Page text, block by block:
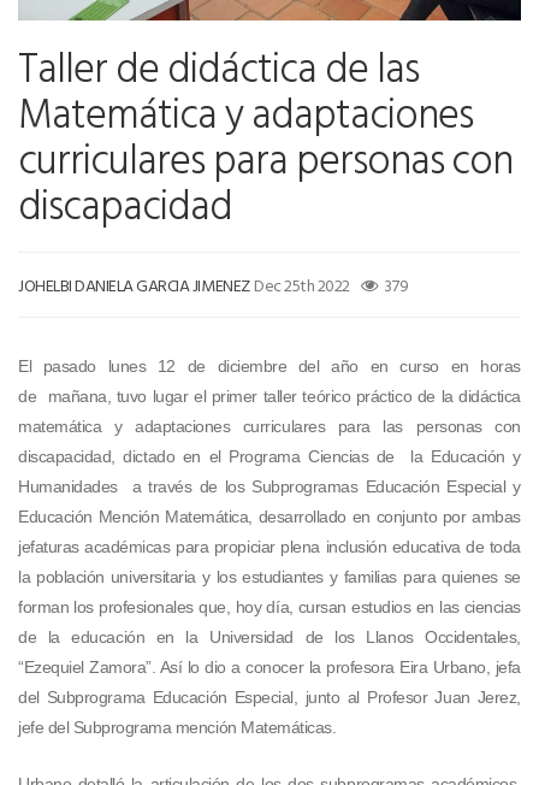
Taller de didáctica de las
Matemática y adaptaciones
curriculares para personas con
discapacidad
JOHELBI DANIELA GARCIA JIMENEZ Dec 25th 2022 379
El pasado lunes 12 de diciembre del año en curso en horas
de mañana, tuvo lugar el primer taller teórico práctico de la didáctica
matemática y adaptaciones curriculares para las personas con
discapacidad, dictado en el Programa Ciencias de la Educación y
Humanidades a través de los Subprogramas Educación Especial y
Educación Mención Matemática, desarrollado en conjunto por ambas
jefaturas académicas para propiciar plena inclusión educativa de toda
la población universitaria y los estudiantes y familias para quienes se
forman los profesionales que, hoy día, cursan estudios en las ciencias
de la educación en la Universidad de los Llanos Occidentales,
“Ezequiel Zamora”. Así lo dio a conocer la profesora Eira Urbano, jefa
del Subprograma Educación Especial, junto al Profesor Juan Jerez,
jefe del Subprograma mención Matemáticas.